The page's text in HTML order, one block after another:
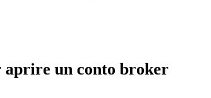
aprire un conto broker